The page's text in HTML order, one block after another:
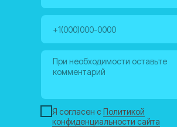
Я согласен с Политикой
конфиденциальности сайта